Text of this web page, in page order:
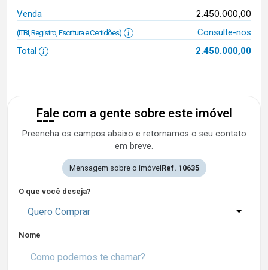
Venda 2.450.000,00
(ITBI, Registro, Escritura e Certidões)
Consulte-nos
Total
2.450.000,00
Fale com a gente sobre este imóvel
Preencha os campos abaixo e retornamos o seu contato
em breve.
Mensagem sobre o imóvel Ref. 10635
O que você deseja?
Quero Comprar
Nome